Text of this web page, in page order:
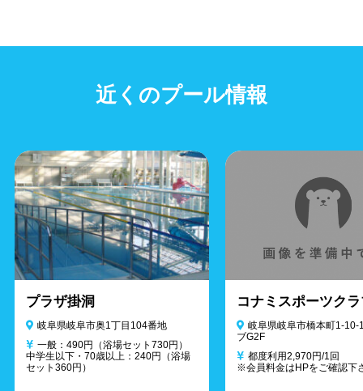
近くのプール情報
プラザ掛洞
岐阜県岐阜市奥1丁目104番地
一般：490円（浴場セット730円）
中学生以下・70歳以上：240円（浴場
セット360円）
コナミスポーツク
岐阜県岐阜市橋本町1-10-
ブG2F
都度利用2,970円/1回
※会員料金はHPをご確認下